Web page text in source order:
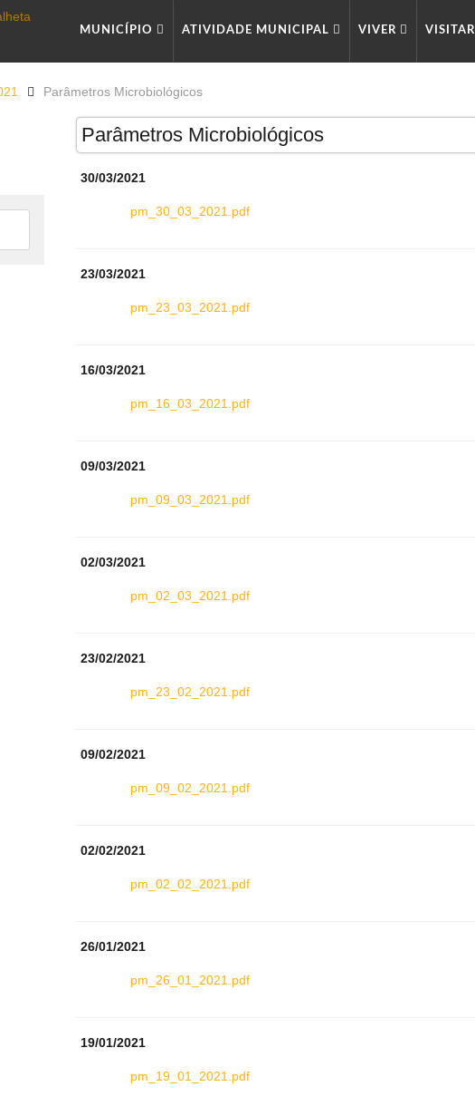
MUNICÍPIO ATIVIDADE MUNICIPAL VIVER VISITAR
Parâmetros Microbiológicos
Parâmetros Microbiológicos
30/03/2021
pm_30_03_2021.pdf
23/03/2021
pm_23_03_2021.pdf
16/03/2021
pm_16_03_2021.pdf
09/03/2021
pm_09_03_2021.pdf
02/03/2021
pm_02_03_2021.pdf
23/02/2021
pm_23_02_2021.pdf
09/02/2021
pm_09_02_2021.pdf
02/02/2021
pm_02_02_2021.pdf
26/01/2021
pm_26_01_2021.pdf
19/01/2021
pm_19_01_2021.pdf